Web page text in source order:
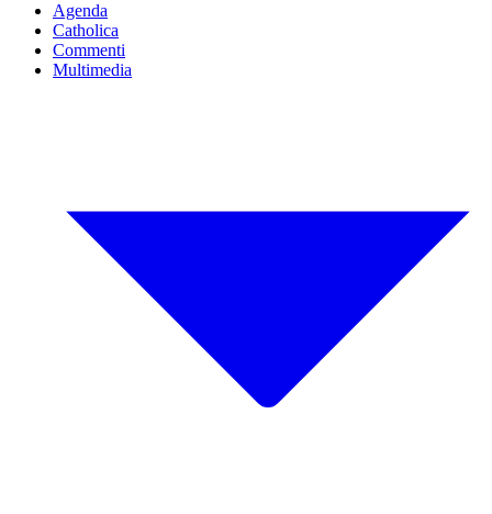
Agenda
Catholica
Commenti
Multimedia